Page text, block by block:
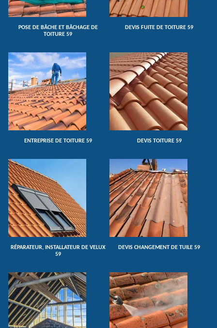
POSE DE BÂCHE ET BÂCHAGE DE
TOITURE 59
DEVIS FUITE DE TOITURE 59
ENTREPRISE DE TOITURE 59 DEVIS TOITURE 59
RÉPARATEUR, INSTALLATEUR DE VELUX
59
DEVIS CHANGEMENT DE TUILE 59